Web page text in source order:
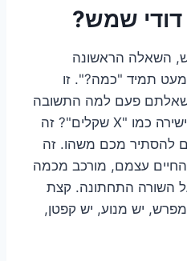
דודי שמש?
השאלה הראשונה
תמיד "כמה?". זו
פעם למה התשובה
לעולם לא פשוטה, ברורה וישירה כמו "X שקלים"? זה
להסתיר מכם משהו. זה
עצמם, מורכב מכמה
השורה התחתונה. קצת
יש מנוע, יש קפטן,